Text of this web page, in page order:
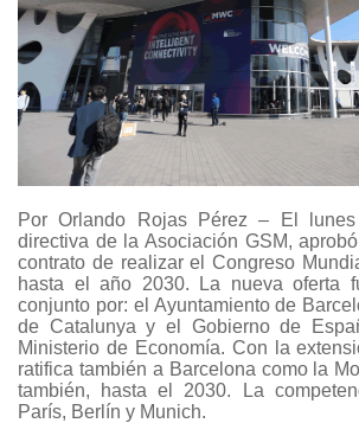
Por Orlando Rojas Pérez – El
directiva de la Asociación GSM,
contrato de realizar el Congreso
hasta el año 2030. La nueva oferta
conjunto por: el Ayuntamiento de
de Catalunya y el Gobierno de
Ministerio de Economía. Con la
ratifica también a Barcelona como la
también, hasta el 2030. La
París, Berlín y Munich.